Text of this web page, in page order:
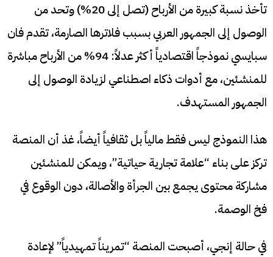
تأخذ نسبة كبيرة من الأرباح (تصل إلى 20%) وتحد من
الوصول إلى الجمهور العربي بسبب فلاترها الصارمة، تقدم فان
سبايسي نموذجاً اقتصادياً أكثر عدلاً: 94% من الأرباح مباشرة
للمنشئين، مع أدوات ذكاء اصطناعي لزيادة الوصول إلى
الجمهور المستهدف.
هذا النموذج ليس فقط مالياً بل ثقافياً أيضاً، غذ أن المنصة
تركز على بناء “علامة تجارية حياتية”، ويمكن للمنشئين
مشاركة محتوى يجمع بين الجرأة والأصالة، دون الوقوع في
فخ الوصمة.
في حالة إنجي، أصبحت المنصة “تمريناً تمهيدياً” لإعادة